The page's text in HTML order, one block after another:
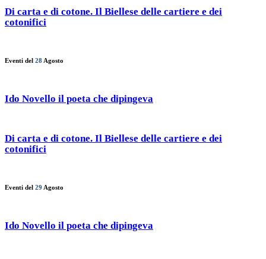
Di carta e di cotone. Il Biellese delle cartiere e dei
cotonifici
Eventi del 28 Agosto
Ido Novello il poeta che dipingeva
Di carta e di cotone. Il Biellese delle cartiere e dei
cotonifici
Eventi del 29 Agosto
Ido Novello il poeta che dipingeva